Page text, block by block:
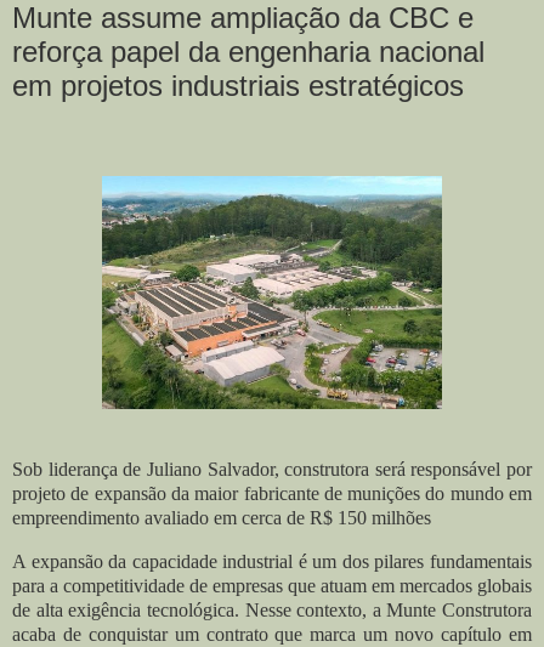
Munte assume ampliação da CBC e
reforça papel da engenharia nacional
em projetos industriais estratégicos
Sob liderança de Juliano Salvador, construtora será responsável por
projeto de expansão da maior fabricante de munições do mundo em
empreendimento avaliado em cerca de R$ 150 milhões
A expansão da capacidade industrial é um dos pilares fundamentais
para a competitividade de empresas que atuam em mercados globais
de alta exigência tecnológica. Nesse contexto, a Munte Construtora
acaba de conquistar um contrato que marca um novo capítulo em